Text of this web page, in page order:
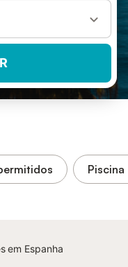
em Espanha